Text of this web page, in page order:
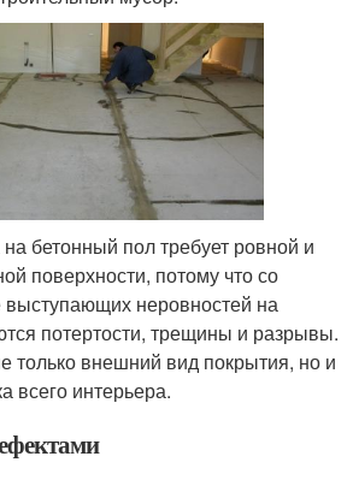
бетонный пол требует ровной и
поверхности, потому что со
неровностей на
потертости, трещины и разрывы.
только внешний вид покрытия, но и
всего интерьера.